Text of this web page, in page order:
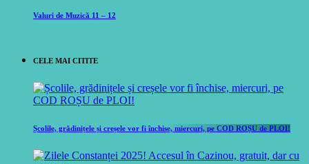
Valuri de Muzică 11 – 12
CELE MAI CITITE
Școlile, grădinițele și creșele vor fi închise, miercuri, pe COD ROȘU de PLOI!